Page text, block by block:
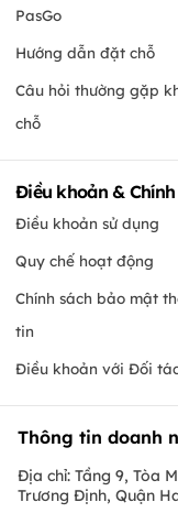
PasGo
Hướng dẫn đặt chỗ
Câu hỏi thường gặp
chỗ
Điều khoản &
Điều khoản sử dụng
Quy chế hoạt động
Chính sách bảo mật
tin
Điều khoản với Đối
Thông tin doanh
Địa chỉ: Tầng 9, Tòa
Trương Định, Quận